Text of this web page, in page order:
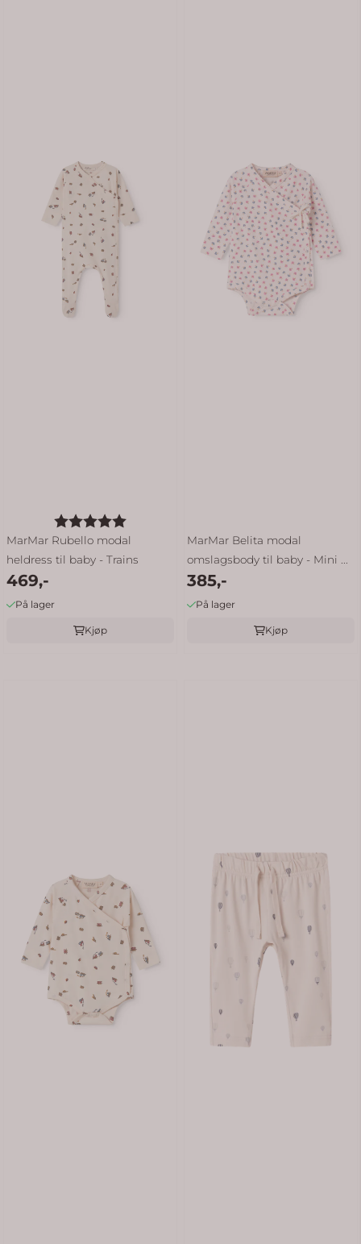
Karakter:
MarMar Rubello modal
heldress til baby - Trains
469,-
På lager
Kjøp
MarMar Belita modal
omslagsbody til baby - Mini ...
385,-
På lager
Kjøp